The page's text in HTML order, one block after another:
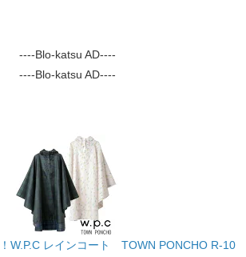
----Blo-katsu AD----
----Blo-katsu AD----
W.P.C レインコート TOWN PONCHO R-10